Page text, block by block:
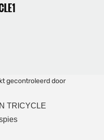
gecontroleerd door
TRICYCLE